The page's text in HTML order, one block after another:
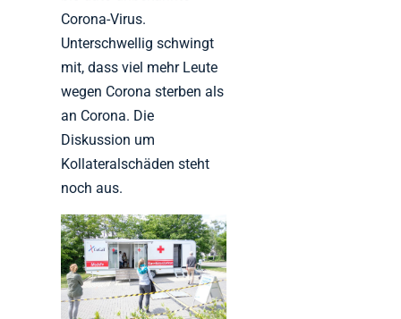
Corona-Virus.
Unterschwellig schwingt
mit, dass viel mehr Leute
wegen Corona sterben als
an Corona. Die
Diskussion um
Kollateralschäden steht
noch aus.